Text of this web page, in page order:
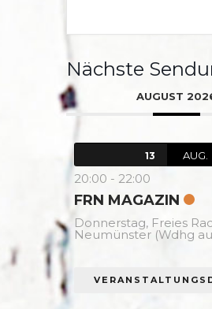
Nächste
AUGUST
13 AUG.
20:00 - 22:00
FRN MAGAZIN
Donnerstag, Freies
Neumünster (Wdhg